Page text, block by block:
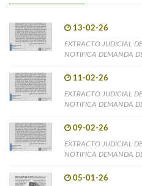
13-02-26
EXTRACTO JUDICIAL
NOTIFICA DEMANDA
11-02-26
EXTRACTO JUDICIAL
NOTIFICA DEMANDA
09-02-26
EXTRACTO JUDICIAL
NOTIFICA DEMANDA
05-01-26